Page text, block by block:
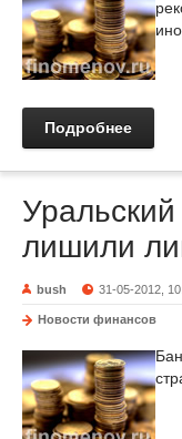
Подробнее
лишили
bush 31-05-2012,
Новости финансов